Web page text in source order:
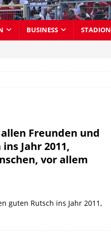
BUSINESS STADION
Freunden und
Jahr 2011,
vor allem
guten Rutsch ins Jahr 2011,